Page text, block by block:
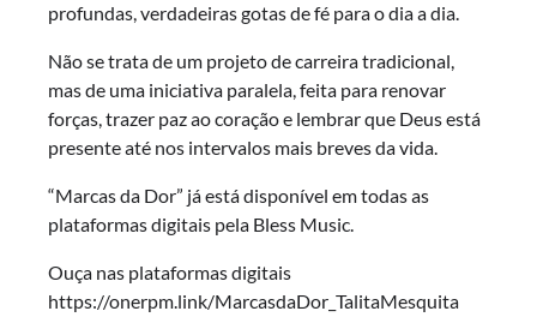
profundas, verdadeiras gotas de fé para o dia a dia.
Não se trata de um projeto de carreira tradicional,
mas de uma iniciativa paralela, feita para renovar
forças, trazer paz ao coração e lembrar que Deus está
presente até nos intervalos mais breves da vida.
“Marcas da Dor” já está disponível em todas as
plataformas digitais pela Bless Music.
Ouça nas plataformas digitais
https://onerpm.link/MarcasdaDor_TalitaMesquita